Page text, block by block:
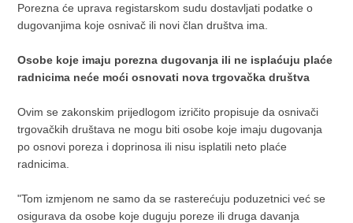
Porezna će uprava registarskom sudu dostavljati podatke o
dugovanjima koje osnivač ili novi član društva ima.
Osobe koje imaju porezna dugovanja ili ne isplaćuju plaće
radnicima neće moći osnovati nova trgovačka društva
Ovim se zakonskim prijedlogom izričito propisuje da osnivači
trgovačkih društava ne mogu biti osobe koje imaju dugovanja
po osnovi poreza i doprinosa ili nisu isplatili neto plaće
radnicima.
"Tom izmjenom ne samo da se rasterećuju poduzetnici već se
osigurava da osobe koje duguju poreze ili druga davanja